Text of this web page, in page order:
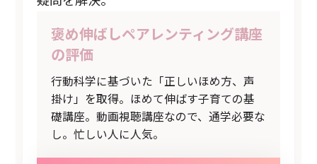
褒め伸ばしペアレンティング講座
の評価
行動科学に基づいた「正しいほめ方、声
掛け」を取得。ほめて伸ばす子育ての基
礎講座。動画視聴講座なので、通学必要な
し。忙しい人に人気。